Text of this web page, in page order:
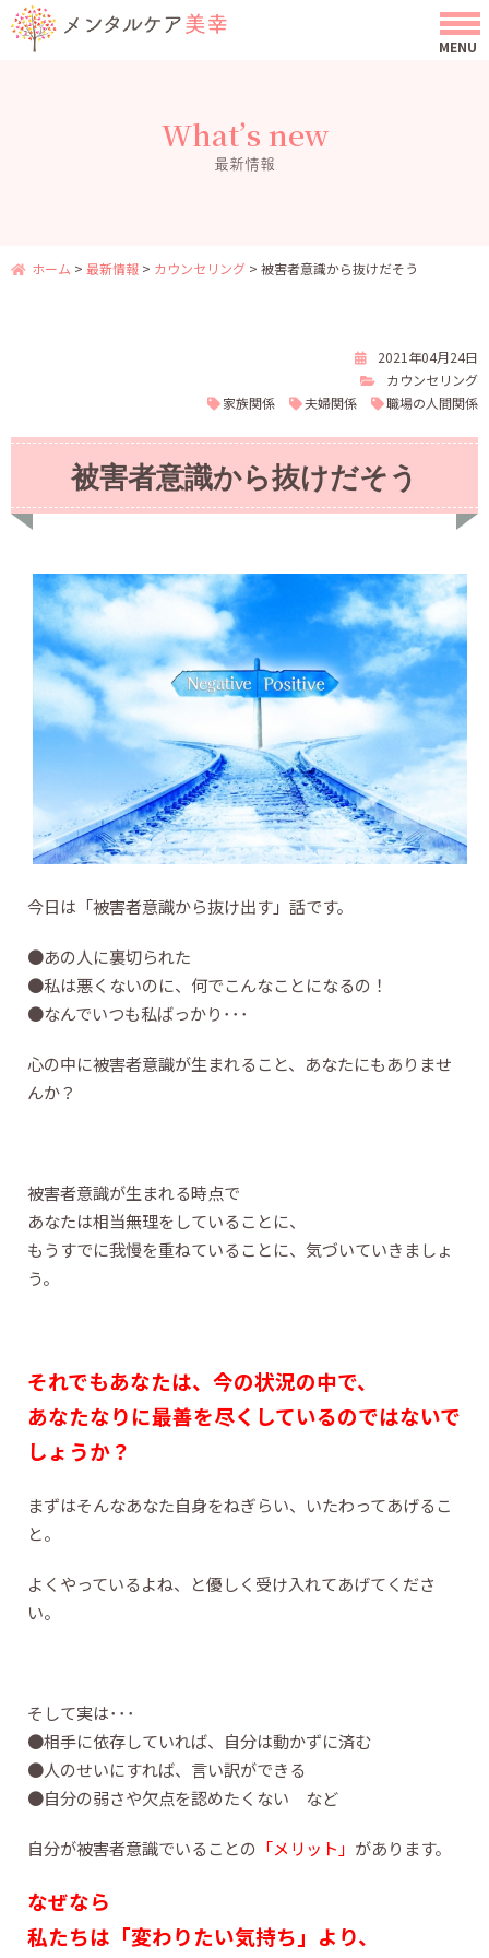
What’s new
最新情報
ホーム > 最新情報 > カウンセリング > 被害者意識から抜けだそう
2021年04月24日
カウンセリング
家族関係
夫婦関係 職場の人間関係
被害者意識から抜けだそう
今日は「被害者意識から抜け出す」話です。
●あの人に裏切られた
●私は悪くないのに、何でこんなことになるの！
●なんでいつも私ばっかり･･･
心の中に被害者意識が生まれること、あなたにもありませ
んか？
被害者意識が生まれる時点で
あなたは相当無理をしていることに、
もうすでに我慢を重ねていることに、気づいていきましょ
う。
それでもあなたは、今の状況の中で、
あなたなりに最善を尽くしているのではないで
しょうか？
まずはそんなあなた自身をねぎらい、いたわってあげるこ
と。
よくやっているよね、と優しく受け入れてあげてくださ
い。
そして実は･･･
●相手に依存していれば、自分は動かずに済む
●人のせいにすれば、言い訳ができる
●自分の弱さや欠点を認めたくない など
自分が被害者意識でいることの 「メリット」 があります。
なぜなら
私たちは「変わりたい気持ち」より、